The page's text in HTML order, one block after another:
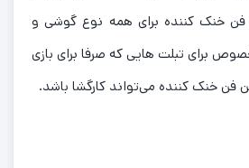
فن خنک کننده برای همه نوع گوشی و
برای تبلت هایی که صرفا برای بازی
فن خنک کننده می‌تواند کارگشا باشد.